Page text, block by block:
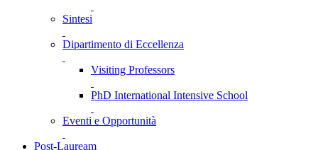
Sintesi
Dipartimento di Eccellenza
Visiting Professors
PhD International Intensive School
Eventi e Opportunità
Post-Lauream